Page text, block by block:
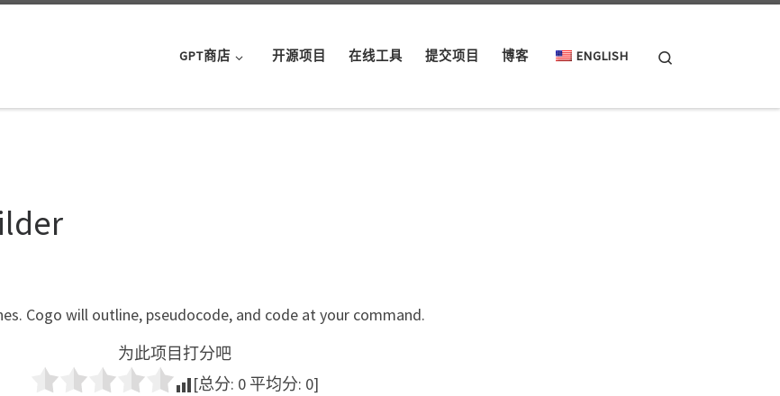
GPT商店 开源项目 在线工具 提交项目 博客 ENGLISH
Cogo will outline, pseudocode, and code at your command.
为此项目打分吧
[总分: 0 平均分: 0]